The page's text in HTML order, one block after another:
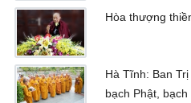
Hòa thượng
Hà Tĩnh: Ban
bạch Phật,